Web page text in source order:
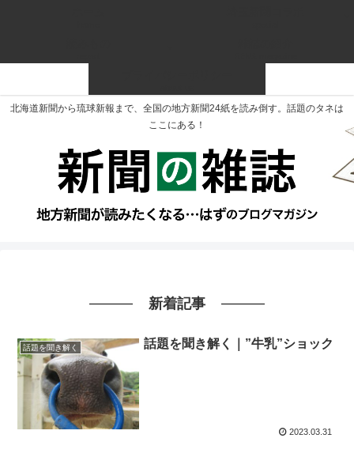
北海道新聞から琉球新報まで、全国の地方新聞24紙を読み倒す。話題のタネは
ここにある！
新着記事
話題を聞き解く 話題を聞き解く｜”牛乳”ショック
2023.03.31